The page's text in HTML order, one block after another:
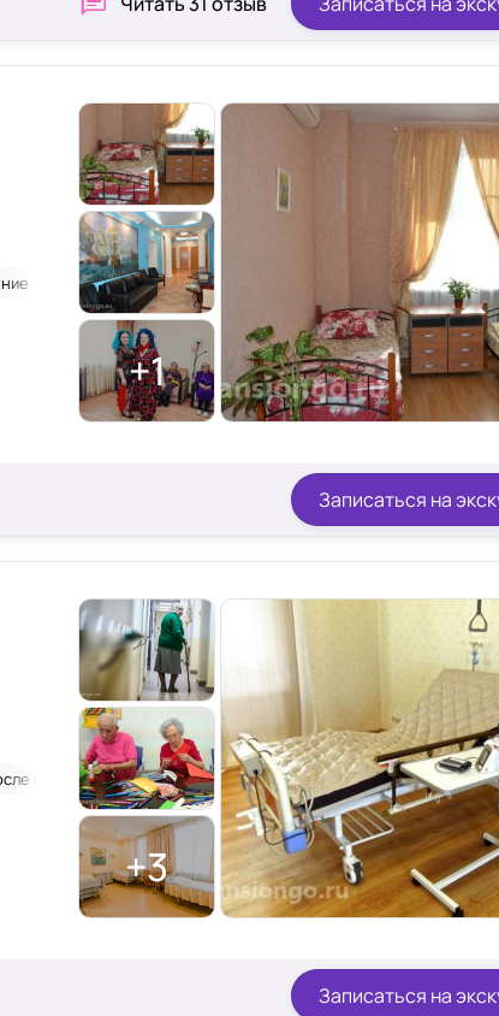
Со сниженным зрением
+1
Записаться на
инсульта Временное размещение
+3
Записаться на